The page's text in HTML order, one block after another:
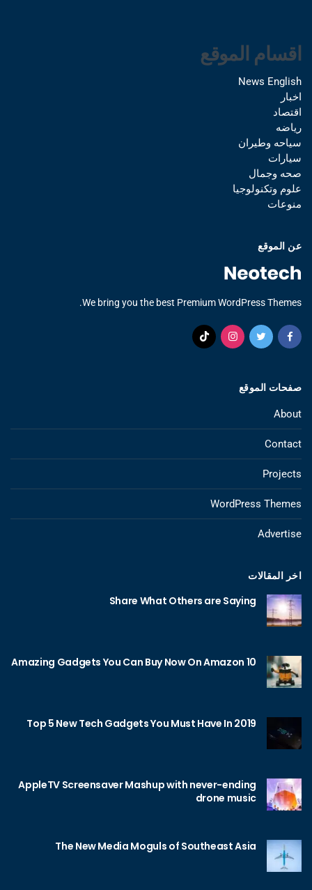
اقسام الموقع
News English
اخبار
اقتصاد
رياضه
سياحه وطيران
سيارات
صحه وجمال
علوم وتكنولوجيا
منوعات
عن الموقع
We bring you the best Premium WordPress Themes.
صفحات الموقع
About
Contact
Projects
WordPress Themes
Advertise
اخر المقالات
Share What Others are Saying
10 Amazing Gadgets You Can Buy Now On Amazon
Top 5 New Tech Gadgets You Must Have In 2019
AppleTV Screensaver Mashup with never-ending
drone music
The New Media Moguls of Southeast Asia